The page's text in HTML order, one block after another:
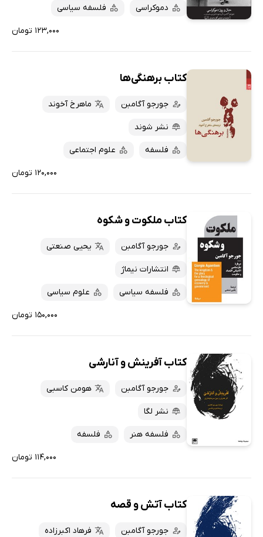
دموکراسی فلسفه سیاسی
۱۲۳,۰۰۰ تومان
کتاب برهنگی‌ها
جورجو آگامبن ماهرخ آخوند
نشر شوند
فلسفه علوم اجتماعی
۱۲۰,۰۰۰ تومان
کتاب ملکوت و شکوه
جورجو آگامبن یحیی صنعتی
انتشارات نیماژ
فلسفه سیاسی علوم سیاسی
۱۵۰,۰۰۰ تومان
کتاب آفرینش و آنارشی
جورجو آگامبن هومن کاسبی
نشر لگا
فلسفه هنر فلسفه
۱۱۴,۰۰۰ تومان
کتاب آتش و قصه
جورجو آگامبن فرهاد اکبرزاده